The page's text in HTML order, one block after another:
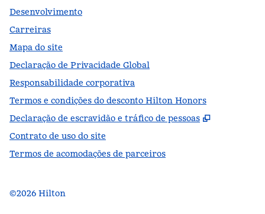
Desenvolvimento
Carreiras
Mapa do site
Declaração de Privacidade Global
Responsabilidade corporativa
Termos e condições do desconto Hilton Honors
Declaração de escravidão e tráfico de pessoas
,
Contrato de uso do site
Termos de acomodações de parceiros
©2026 Hilton